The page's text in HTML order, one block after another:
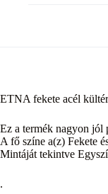
ETNA fekete acél
Ez a termék nagyon jól
A fő színe a(z) Fekete
Mintáját tekintve
.